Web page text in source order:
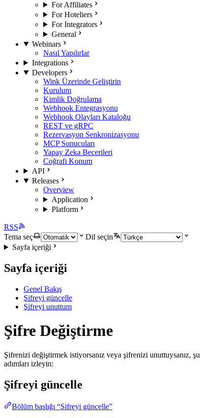
For Affiliates
For Hoteliers
For Integrators
General
Webinars
Nasıl Yapılırlar
Integrations
Developers
Wink Üzerinde Geliştirin
Kurulum
Kimlik Doğrulama
Webhook Entegrasyonu
Webhook Olayları Kataloğu
REST ve gRPC
Rezervasyon Senkronizasyonu
MCP Sunucuları
Yapay Zeka Becerileri
Coğrafi Konum
API
Releases
Overview
Application
Platform
RSS
Tema seç
Dil seçin
Sayfa içeriği
Sayfa içeriği
Genel Bakış
Şifreyi güncelle
Şifreyi unuttum
Şifre Değiştirme
Şifrenizi değiştirmek istiyorsanız veya şifrenizi unuttuysanız, şu
adımları izleyin:
Şifreyi güncelle
Bölüm başlığı “Şifreyi güncelle”